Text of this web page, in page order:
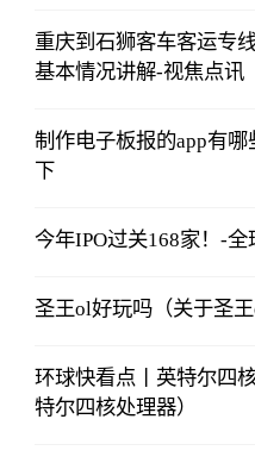
重庆到石狮客车客运专
基本情况讲解-视焦点讯
制作电子板报的app有
下
今年IPO过关168家！-全
圣王ol好玩吗（关于圣
环球快看点丨英特尔四
特尔四核处理器）